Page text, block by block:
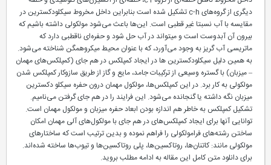
دیگری از گروه‌های c-h تشکیل شده است بنابراین داخل مخروط سیکلودکسترین در
مقایسه با آب نسبتا غیر قطبی است. این‌ها باعث می‌شود مولکولی داشته باشیم که
بیرون آن آبدوست است و میتواند در آب حل شود و حفره‌ای ناقطبی دارد که
ماتریسی آب گریز به وجود می‌آورد، که با عنوان محیط میکروهمگن شناخته می‌شود.
به همین دلیل سیکلودکسترین ‌ها در ایجاد کمپلکس در هم جای (کمپلکس‌های مهمان
– میزبان) با گستره وسیعی از ترکیبات جامد، مایع و گاز از طریق سازوکار کمپلکس شدن
مولکولی به کار برد. در این کمپلکس‌ها، مولکول مهمان درون حفره سیکلو دکسترین
میزبان نگه داشته یا گنجانده می‌شود. این فرایند را در هم جای گرفتن می‌نامیم.
تشکیل کمپلکس به خاطر هم اندازه بودن ابعاد حفره میزبان و مولکول مهمان است.
توانایی آنها برای ایجاد کمپلکس‌های در هم جای با مولکول‌های آلی مهمان امکان
ساختن رشته‌های فرامولکولی را فراهم نموده و بدین ترتیب است که ساختارهای
مولکولی مانند: کاتنان‌ها، روتاکسین‌ها، پلی روتاکسین‌ها و تیوب‌ها ساخته شده‌اند.
برای دانلود متن کامل این مقاله به ادامه مطلب بروید.